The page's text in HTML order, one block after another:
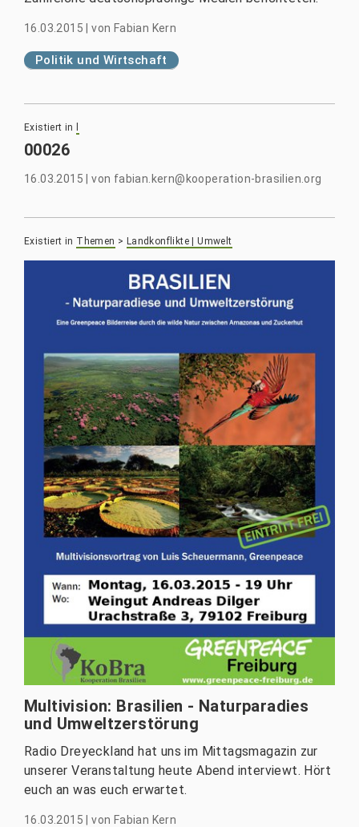
16.03.2015 |von Fabian Kern
Politik und Wirtschaft
Existiert in
00026
16.03.2015 |von fabian.kern@kooperation-brasilien.org
Existiert in Themen > Landkonflikte | Umwelt
Multivision: Brasilien - Naturparadies
und Umweltzerstörung
Radio Dreyeckland hat uns im Mittagsmagazin zur
unserer Veranstaltung heute Abend interviewt. Hört
euch an was euch erwartet.
16.03.2015|von Fabian Kern